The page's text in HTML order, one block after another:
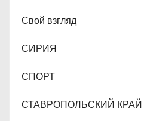
Свой взгляд
СИРИЯ
СПОРТ
СТАВРОПОЛЬСКИЙ КРАЙ